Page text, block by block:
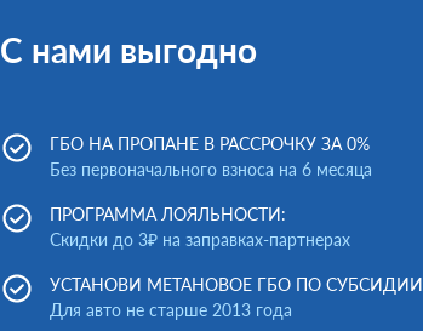
С нами выгодно
ГБО НА ПРОПАНЕ В РАССРОЧКУ ЗА 0%
Без первоначального взноса на 6 месяца
ПРОГРАММА ЛОЯЛЬНОСТИ:
Скидки до 3₽ на заправках-партнерах
УСТАНОВИ МЕТАНОВОЕ ГБО ПО СУБСИДИИ
Для авто не старше 2013 года